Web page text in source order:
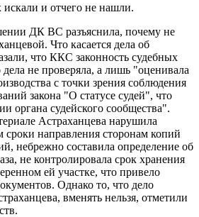
и отчего не нашли.
ДК ВС разъяснила, почему не
Что касается дела об
что ККС законность судебных
дела не проверяла, а лишь "оценивала
с точки зрения соблюдения
закона "О статусе судей", что
органа судейского сообщества".
Астраханцева нарушила
сроки направления сторонам копий
небрежно составила определение об
не контролировала срок хранения
ей участке, что привело
Однако то, что дело
вменять нельзя, отметили